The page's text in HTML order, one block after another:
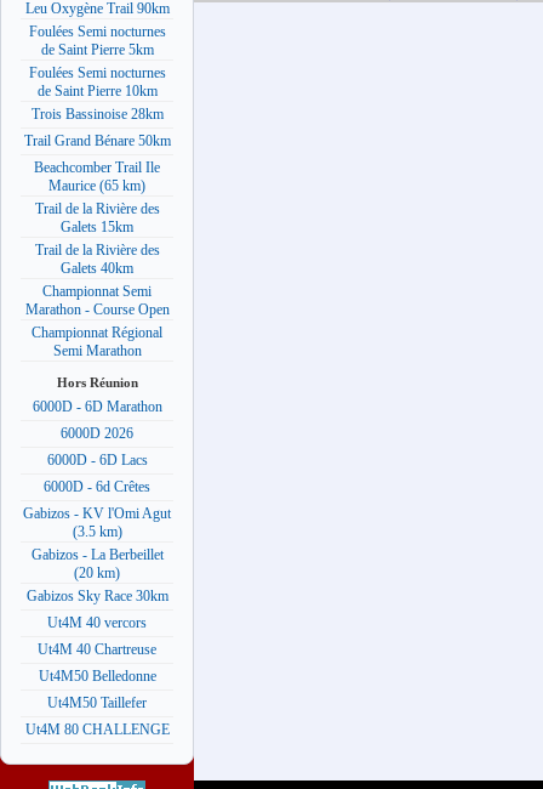
Leu Oxygène Trail 90km
Foulées Semi nocturnes
de Saint Pierre 5km
Foulées Semi nocturnes
de Saint Pierre 10km
Trois Bassinoise 28km
Trail Grand Bénare 50km
Beachcomber Trail Ile
Maurice (65 km)
Trail de la Rivière des
Galets 15km
Trail de la Rivière des
Galets 40km
Championnat Semi
Marathon - Course Open
Championnat Régional
Semi Marathon
Hors Réunion
6000D - 6D Marathon
6000D 2026
6000D - 6D Lacs
6000D - 6d Crêtes
Gabizos - KV l'Omi Agut
(3.5 km)
Gabizos - La Berbeillet
(20 km)
Gabizos Sky Race 30km
Ut4M 40 vercors
Ut4M 40 Chartreuse
Ut4M50 Belledonne
Ut4M50 Taillefer
Ut4M 80 CHALLENGE